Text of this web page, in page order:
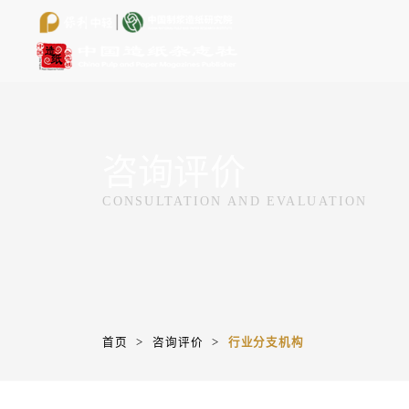
CONSULTATION AND EVALUATION
首页 >咨询评价 > 行业分支机构